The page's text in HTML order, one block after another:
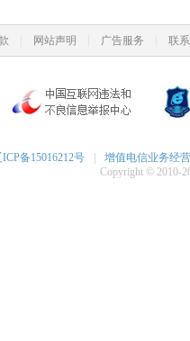
网站声明 广告服务 联
ICP备15016212号
增值电信业务经
Copyright © 2010-